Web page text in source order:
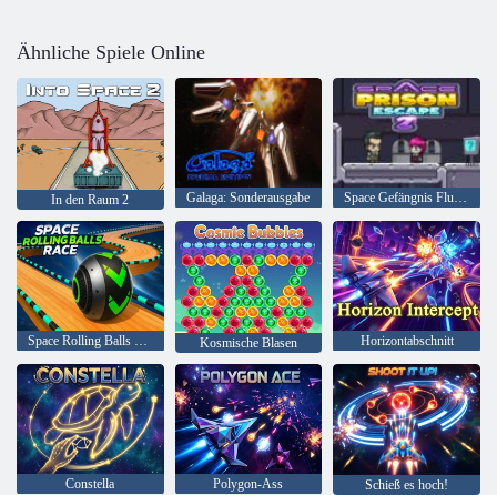
Ähnliche Spiele Online
In den Raum 2 Galaga: Sonderausgabe Space Gefängnis Flucht 2
Space Rolling Balls Race Kosmische Blasen Horizontabschnitt
Constella Polygon-Ass Schieß es hoch!